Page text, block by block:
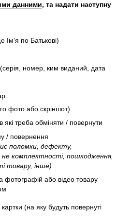
данними, та надати наступну
Ім'я по Батькові)
номер, ким виданий, дата
фото або скріншот)
які треба обміняти / повернути
/ повернення
поломки, дефекту,
не комплектності, пошкодження,
товару, інше)
фотографій або відео товару
(на яку будуть повернуті